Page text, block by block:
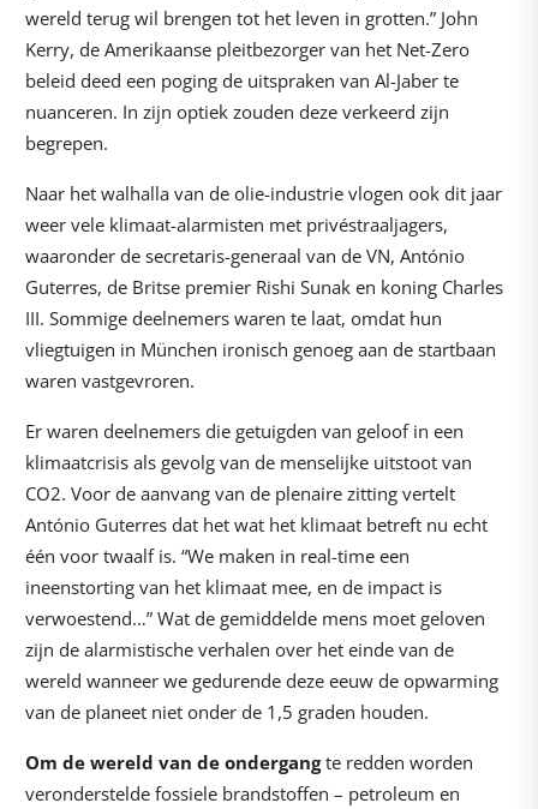
wereld terug wil brengen tot het leven in grotten.” John
Kerry, de Amerikaanse pleitbezorger van het Net-Zero
beleid deed een poging de uitspraken van Al-Jaber te
nuanceren. In zijn optiek zouden deze verkeerd zijn
begrepen.
Naar het walhalla van de olie-industrie vlogen ook dit jaar
weer vele klimaat-alarmisten met privéstraaljagers,
waaronder de secretaris-generaal van de VN, António
Guterres, de Britse premier Rishi Sunak en koning Charles
III. Sommige deelnemers waren te laat, omdat hun
vliegtuigen in München ironisch genoeg aan de startbaan
waren vastgevroren.
Er waren deelnemers die getuigden van geloof in een
klimaatcrisis als gevolg van de menselijke uitstoot van
CO2. Voor de aanvang van de plenaire zitting vertelt
António Guterres dat het wat het klimaat betreft nu echt
één voor twaalf is. “We maken in real-time een
ineenstorting van het klimaat mee, en de impact is
verwoestend…” Wat de gemiddelde mens moet geloven
zijn de alarmistische verhalen over het einde van de
wereld wanneer we gedurende deze eeuw de opwarming
van de planeet niet onder de 1,5 graden houden.
Om de wereld van de ondergangte redden worden
veronderstelde fossiele brandstoffen – petroleum en